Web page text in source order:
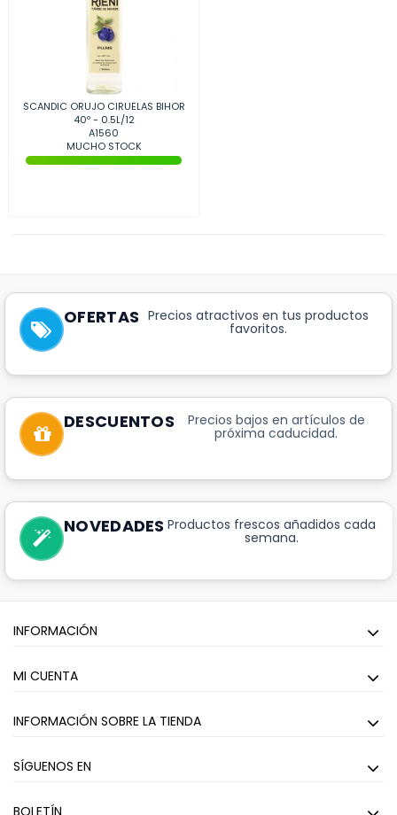
SCANDIC ORUJO CIRUELAS BIHOR
40º - 0.5L/12
A1560
MUCHO STOCK
OFERTAS Precios atractivos en tus productos
favoritos.
DESCUENTOS Precios bajos en artículos de
próxima caducidad.
NOVEDADES Productos frescos añadidos cada
semana.
INFORMACIÓN
MI CUENTA
INFORMACIÓN SOBRE LA TIENDA
SÍGUENOS EN